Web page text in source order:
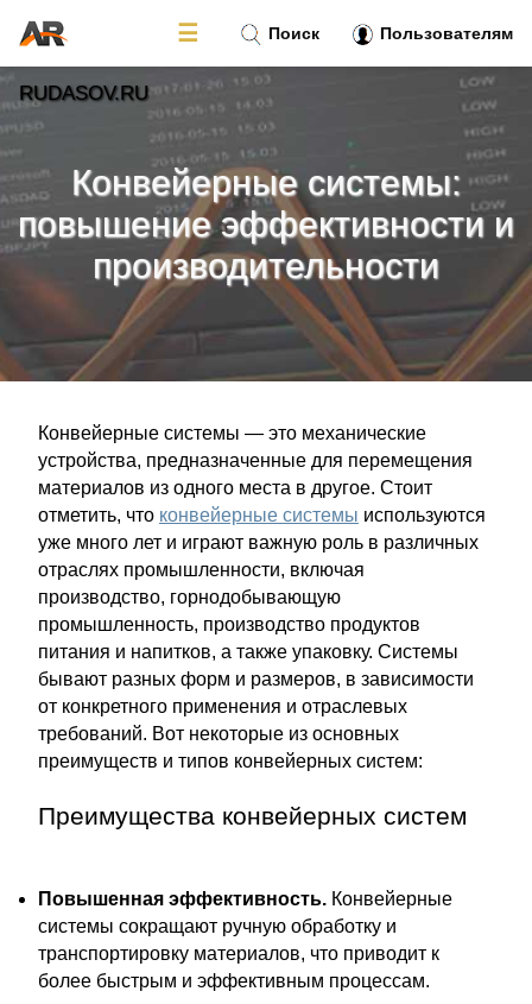
Конвейерные системы:
повышение эффективности и
производительности
Конвейерные системы — это механические
устройства, предназначенные для перемещения
материалов из одного места в другое. Стоит
отметить, что конвейерные системы используются
уже много лет и играют важную роль в различных
отраслях промышленности, включая
производство, горнодобывающую
промышленность, производство продуктов
питания и напитков, а также упаковку. Системы
бывают разных форм и размеров, в зависимости
от конкретного применения и отраслевых
требований. Вот некоторые из основных
преимуществ и типов конвейерных систем:
Преимущества конвейерных систем
Повышенная эффективность. Конвейерные
системы сокращают ручную обработку и
транспортировку материалов, что приводит к
более быстрым и эффективным процессам.
Поиск Пользователям
RUDASOV.RU
☰
Тренды новостей»
Рубрики»
Правила»